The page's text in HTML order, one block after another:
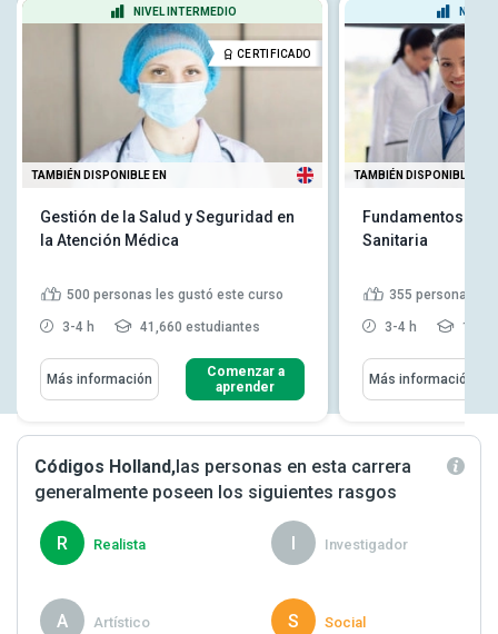
NIVEL INTERMEDIO
CERTIFICADO
TAMBIÉN DISPONIBLE EN
Gestión de la Salud y Seguridad en
la Atención Médica
500 personas les gustó este curso
3-4 h 41,660 estudiantes
Más información
Comenzar a
aprender
NIVEL
TAMBIÉN DISPONIBLE EN
Fundamentos de
Sanitaria
355 personas
3-4 h
Más información
Códigos Holland, las personas en esta carrera
generalmente poseen los siguientes rasgos
R Realista Investigador
A Artístico S Social